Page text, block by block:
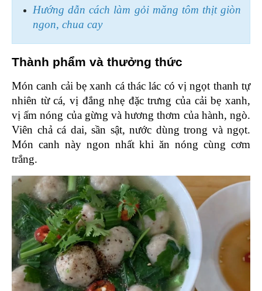
Hướng dẫn cách làm gỏi măng tôm thịt giòn
ngon, chua cay
Thành phẩm và thưởng thức
Món canh cải bẹ xanh cá thác lác có vị ngọt thanh tự
nhiên từ cá, vị đắng nhẹ đặc trưng của cải bẹ xanh,
vị ấm nóng của gừng và hương thơm của hành, ngò.
Viên chả cá dai, sần sật, nước dùng trong và ngọt.
Món canh này ngon nhất khi ăn nóng cùng cơm
trắng.